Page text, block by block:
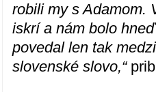
robili my s Adamom.
iskrí a nám bolo
povedal len tak
slovenské slovo,“